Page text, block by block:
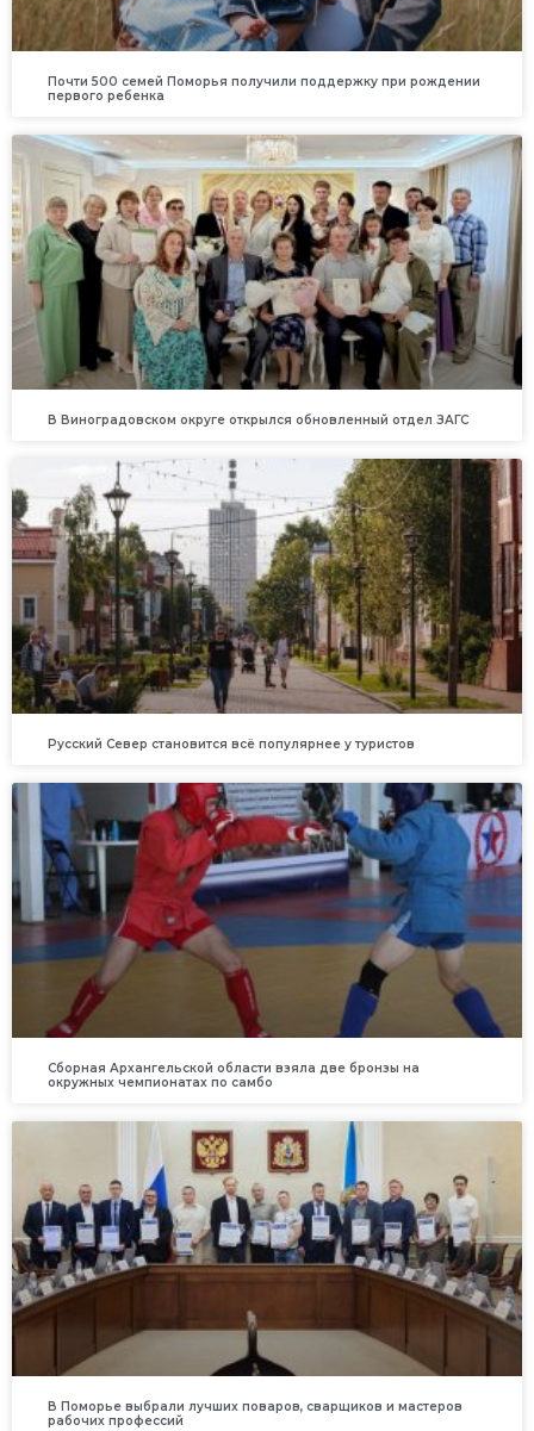
Почти 500 семей Поморья получили поддержку при рождении
первого ребенка
В Виноградовском округе открылся обновленный отдел ЗАГС
Русский Север становится всё популярнее у туристов
Сборная Архангельской области взяла две бронзы на
окружных чемпионатах по самбо
В Поморье выбрали лучших поваров, сварщиков и мастеров
рабочих профессий